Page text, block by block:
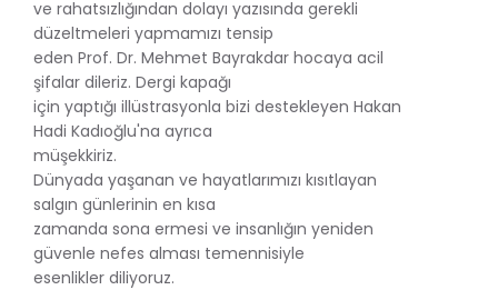
ve rahatsızlığından dolayı yazısında gerekli
düzeltmeleri yapmamızı tensip
eden Prof. Dr. Mehmet Bayrakdar hocaya acil
şifalar dileriz. Dergi kapağı
için yaptığı illüstrasyonla bizi destekleyen Hakan
Hadi Kadıoğlu'na ayrıca
müşekkiriz.
Dünyada yaşanan ve hayatlarımızı kısıtlayan
salgın günlerinin en kısa
zamanda sona ermesi ve insanlığın yeniden
güvenle nefes alması temennisiyle
esenlikler diliyoruz.